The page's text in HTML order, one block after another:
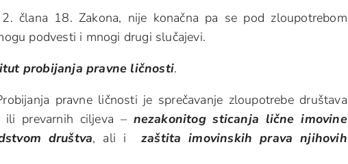
člana 18. Zakona, nije konačna pa se pod zloupotrebom
podvesti i mnogi drugi slučajevi.
probijanja pravne ličnosti.
pravne ličnosti je sprečavanje zloupotrebe društava
prevarnih ciljeva – nezakonitog sticanja lične imovine
društva, ali i zaštita imovinskih prava njihovih